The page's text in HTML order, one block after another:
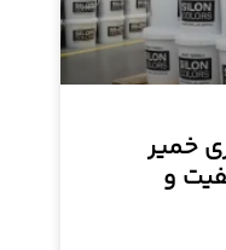
خمیر
و